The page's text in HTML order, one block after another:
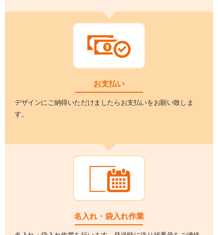
お支払い
デザインにご納得いただけましたらお支払いをお願い致しま
す。
名入れ・袋入れ作業